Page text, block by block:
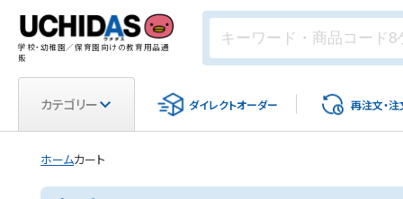
学校・幼稚園／保育園向けの教育用品通
販
カテゴリー ダイレクトオーダー 再注文・注
ホームカート